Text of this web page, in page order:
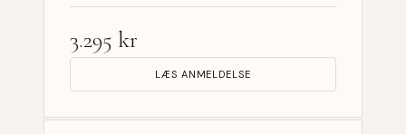
3.295 kr
LÆS ANMELDELSE